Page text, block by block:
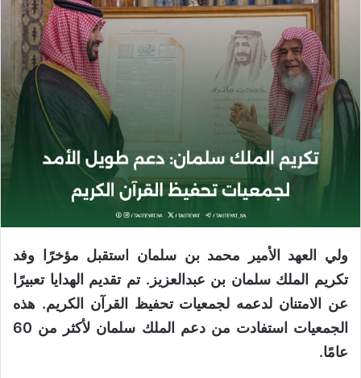
ولي العهد الأمير محمد بن سلمان استقبل مؤخرًا وفد
تكريم الملك سلمان بن عبدالعزيز. تم تقديم الهدايا تعبيرًا
عن الامتنان لدعمه لجمعيات تحفيظ القرآن الكريم. هذه
الجمعيات استفادت من دعم الملك سلمان لأكثر من 60
عامًا.